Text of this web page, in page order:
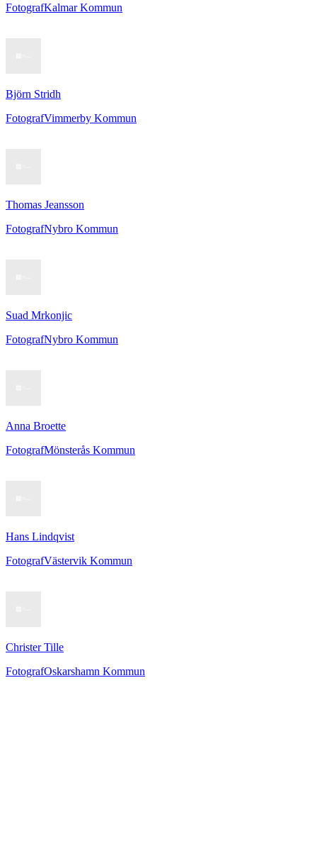
FotografKalmar Kommun
Björn Stridh
FotografVimmerby Kommun
Thomas Jeansson
FotografNybro Kommun
Suad Mrkonjic
FotografNybro Kommun
Anna Broette
FotografMönsterås Kommun
Hans Lindqvist
FotografVästervik Kommun
Christer Tille
FotografOskarshamn Kommun